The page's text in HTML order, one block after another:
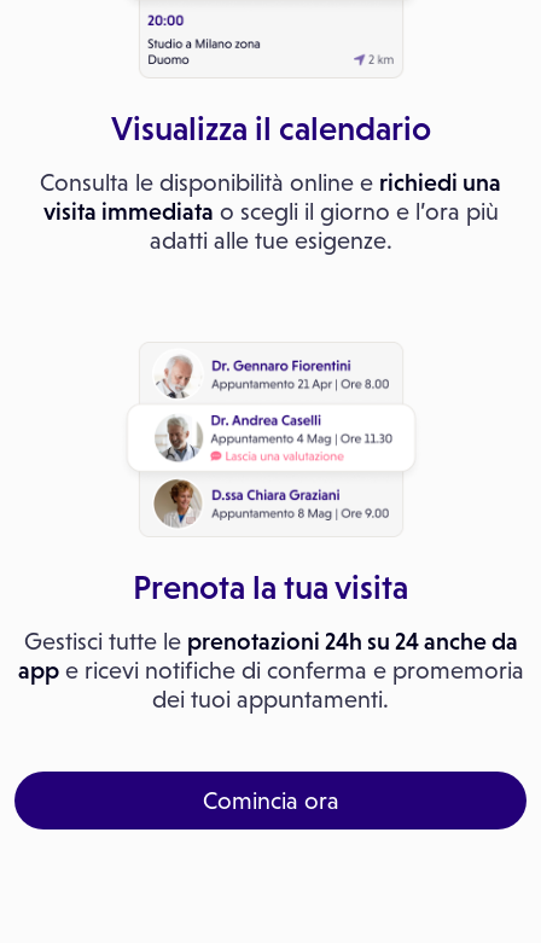
Visualizza il calendario
Consulta le disponibilità online e richiedi una
visita immediata o scegli il giorno e l’ora più
adatti alle tue esigenze.
Prenota la tua visita
Gestisci tutte le prenotazioni 24h su 24 anche da
appe ricevi notifiche di conferma e promemoria
dei tuoi appuntamenti.
Comincia ora